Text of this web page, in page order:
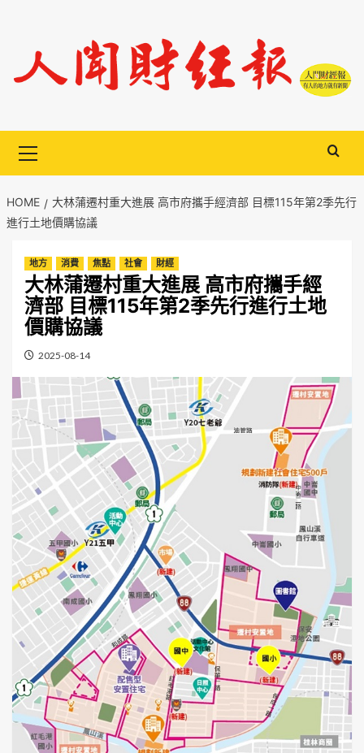
content
Menu
HOME
大林蒲遷村重大進展 高市府攜手經濟部 目標115年第2季先行
進行土地價購協議
地方 消費 焦點 社會 財經
大林蒲遷村重大進展 高市府攜手經
濟部 目標115年第2季先行進行土地
價購協議
2025-08-14